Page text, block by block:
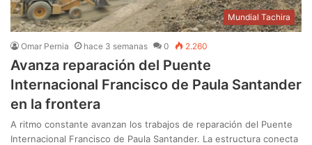
Mundial Tachira
Omar Pernia hace 3 semanas 0 2.260
Avanza reparación del Puente
Internacional Francisco de Paula Santander
en la frontera
A ritmo constante avanzan los trabajos de reparación del Puente
Internacional Francisco de Paula Santander. La estructura conecta